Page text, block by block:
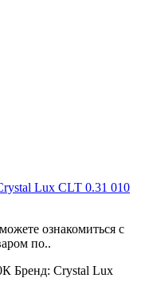
Lux CLT 0.31 010
ознакомиться с
по..
Бренд: Crystal Lux